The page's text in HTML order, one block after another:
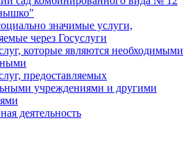
значимые услуги,
через Госуслуги
которые являются необходимыми
предоставляемых
учреждениями и другими
деятельность